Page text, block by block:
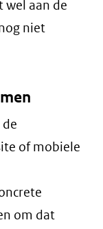
wel aan de
niet
of mobiele
om dat